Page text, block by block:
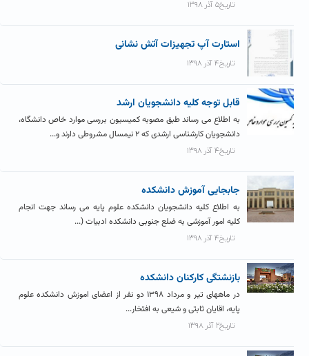
تاریخ۵ آذر ۱۳۹۸
استارت آپ تجهیزات آتش نشانی
تاریخ۴ آذر ۱۳۹۸
قابل توجه کلیه دانشجویان ارشد
به اطلاع می رساند طبق مصوبه کمیسیون بررسی موارد خاص دانشگاه،
دانشجویان کارشناسی ارشدی که ۲ نیمسال مشروطی دارند و...
تاریخ۴ آذر ۱۳۹۸
جابجایی آموزش دانشکده
به اطلاع کلیه دانشجویان دانشکده علوم پایه می رساند جهت انجام
کلیه امور آموزشی به ضلع جنوبی دانشکده ادبیات (...
تاریخ۴ آذر ۱۳۹۸
بازنشتگی کارکنان دانشکده
در ماههای تیر و مرداد ۱۳۹۸ دو نفر از اعضای اموزش دانشکده علوم
پایه، اقایان ثابتی و شیعی به افتخار...
تاریخ۲ آذر ۱۳۹۸